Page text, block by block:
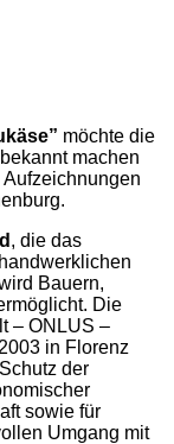
möchte die
machen
, die das
Bauern,
Die
– ONLUS –
in Florenz
der
sowie für
Umgang mit